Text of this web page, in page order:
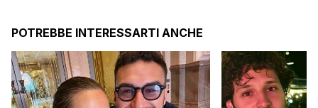
POTREBBE INTERESSARTI ANCHE